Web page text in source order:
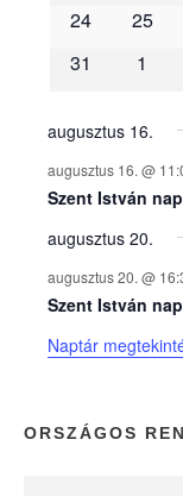
é
n
y
e
k
n
a
p
24
25
31
1
augusztus 16.
augusztus 16. @
Szent István nap
augusztus 20.
augusztus 20. @
Szent István nap
Naptár
ORSZÁGOS